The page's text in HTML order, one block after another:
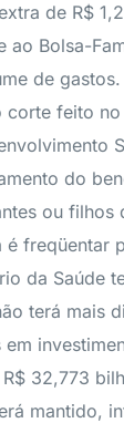
de R$
ao Bolsa-
de
corte feito
do
ou filhos
freqüentar
da Saúde
terá mais
32,773
mantido,